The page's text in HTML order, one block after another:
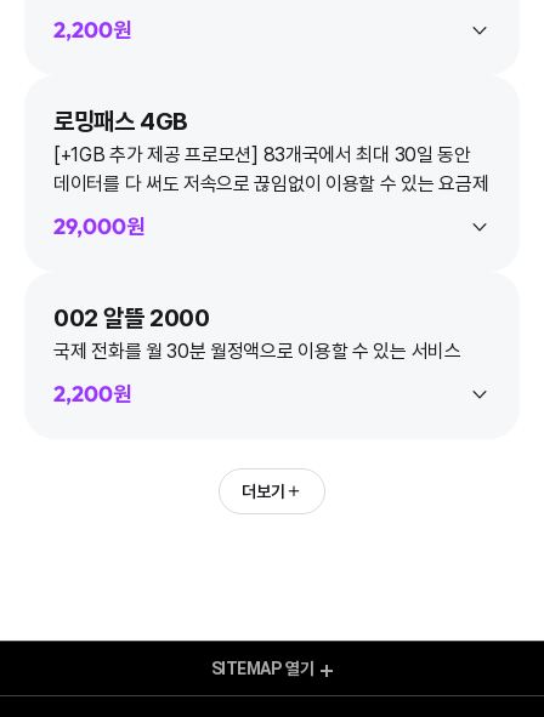
2,200원
로밍패스 4GB
[+1GB 추가 제공 프로모션] 83개국에서 최대 30일 동안
데이터를 다 써도 저속으로 끊임없이 이용할 수 있는 요금제
29,000원
002 알뜰 2000
국제 전화를 월 30분 월정액으로 이용할 수 있는 서비스
2,200원
더보기
SITEMAP 열기